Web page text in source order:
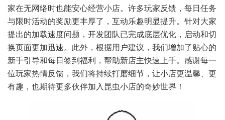
家在无网络时也能安心经营小店。许多玩家反馈，每日任务
与限时活动的奖励更丰厚了，互动乐趣明显提升。针对大家
提出的加载速度问题，开发团队已完成底层优化，启动和切
换页面更加迅速。此外，根据用户建议，我们增加了贴心的
新手引导和每日签到福利，帮助新店主快速上手。感谢每一
位玩家热情反馈，我们将持续打磨细节，让小店更温馨、更
有趣，也期待更多伙伴加入昆虫小店的奇妙世界！